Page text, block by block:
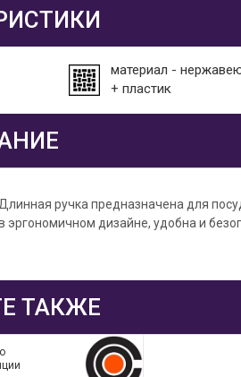
материал -
+ пластик
Длинная ручка предназначена для
эргономичном дизайне, удобна и
ТАКЖЕ